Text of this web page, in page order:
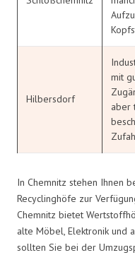
Hilbersdorf
mit
aber
In Chemnitz stehen Ihnen
Recyclinghöfe zur
Chemnitz bietet
alte Möbel, Elektronik und
sollten Sie bei der